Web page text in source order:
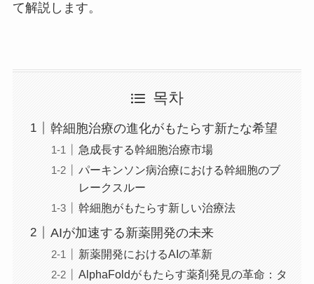
て解説します。
목차
幹細胞治療の進化がもたらす新たな希望
急成長する幹細胞治療市場
パーキンソン病治療における幹細胞のブ
レークスルー
幹細胞がもたらす新しい治療法
AIが加速する新薬開発の未来
新薬開発におけるAIの革新
AlphaFoldがもたらす薬剤発見の革命：タ